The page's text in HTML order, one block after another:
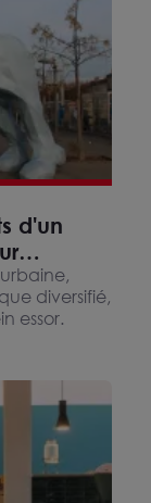
d'un
diversifié,
essor.